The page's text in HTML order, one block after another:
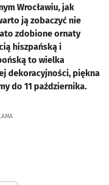
Wrocławiu, jak
ją zobaczyć nie
zdobione ornaty
hiszpańską i
to wielka
dekoracyjności, piękna
do 11 października.